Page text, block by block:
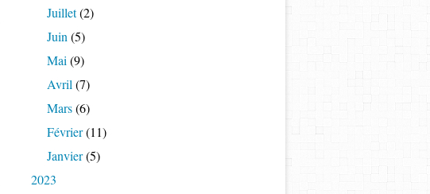
Juillet(2)
Juin (5)
Mai (9)
Avril (7)
Mars(6)
Février(11)
Janvier(5)
2023